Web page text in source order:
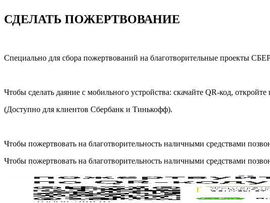
СДЕЛАТЬ ПОЖЕРТВОВАНИЕ
Специально для сбора пожертвований на благотворительные проекты
Чтобы сделать даяние с мобильного устройства: скачайте QR-код,
(Доступно для клиентов Сбербанк и Тинькофф).
Чтобы пожертвовать на благотворительность наличными средствами
Чтобы пожертвовать на благотворительность наличными средствами